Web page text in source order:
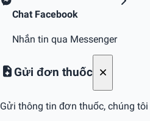
Chat Facebook
Nhắn tin qua Messenger
Gửi đơn thuốc
Gửi thông tin đơn thuốc, chúng